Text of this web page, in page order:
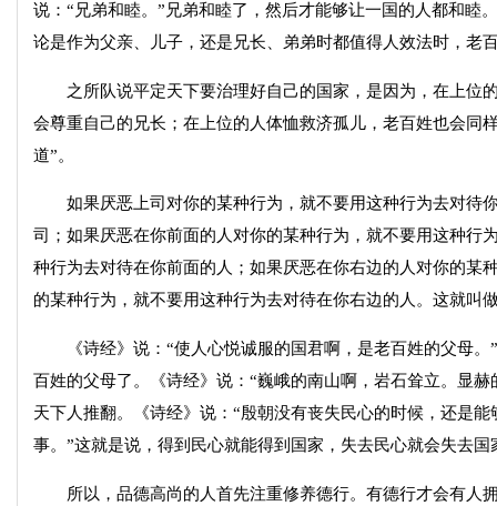
说：“兄弟和睦。”兄弟和睦了，然后才能够让一国的人都和睦
论是作为父亲、儿子，还是兄长、弟弟时都值得人效法时，老
之所队说平定天下要治理好自己的国家，是因为，在上位
会尊重自己的兄长；在上位的人体恤救济孤儿，老百姓也会同
道”。
如果厌恶上司对你的某种行为，就不要用这种行为去对待
司；如果厌恶在你前面的人对你的某种行为，就不要用这种行
种行为去对待在你前面的人；如果厌恶在你右边的人对你的某
的某种行为，就不要用这种行为去对待在你右边的人。这就叫
《诗经》说：“使人心悦诚服的国君啊，是老百姓的父母。
百姓的父母了。《诗经》说：“巍峨的南山啊，岩石耸立。显
天下人推翻。《诗经》说：“殷朝没有丧失民心的时候，还是
事。”这就是说，得到民心就能得到国家，失去民心就会失去国
所以，品德高尚的人首先注重修养德行。有德行才会有人